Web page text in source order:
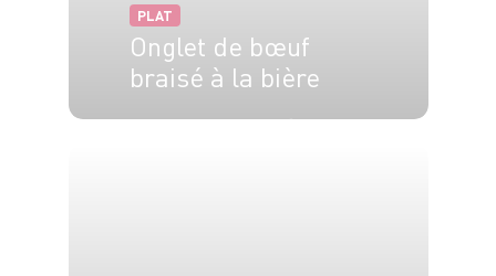
PLAT
Onglet de bœuf
braisé à la bière